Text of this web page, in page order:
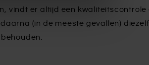
vindt er altijd een kwaliteitscontrole
(in de meeste gevallen)